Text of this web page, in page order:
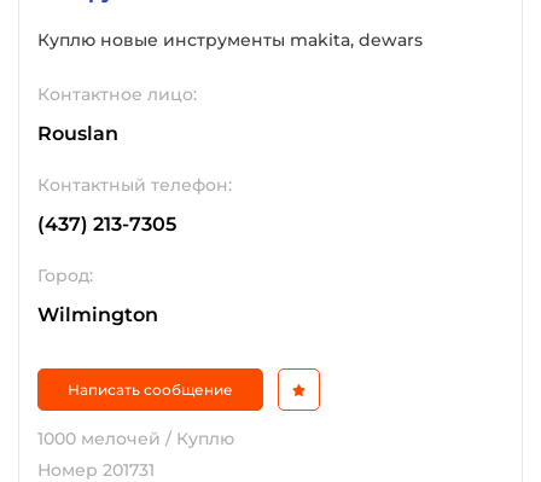
Куплю новые инструменты makita, dewars
Контактное лицо:
Rouslan
Контактный телефон:
(437) 213-7305
Город:
Wilmington
Написать сообщение
1000 мелочей / Куплю
Номер 201731